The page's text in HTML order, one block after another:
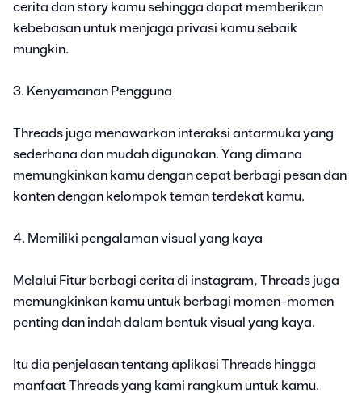
cerita dan story kamu sehingga dapat memberikan
kebebasan untuk menjaga privasi kamu sebaik
mungkin.
3. Kenyamanan Pengguna
Threads juga menawarkan interaksi antarmuka yang
sederhana dan mudah digunakan. Yang dimana
memungkinkan kamu dengan cepat berbagi pesan dan
konten dengan kelompok teman terdekat kamu.
4. Memiliki pengalaman visual yang kaya
Melalui Fitur berbagi cerita di instagram, Threads juga
memungkinkan kamu untuk berbagi momen-momen
penting dan indah dalam bentuk visual yang kaya.
Itu dia penjelasan tentang aplikasi Threads hingga
manfaat Threads yang kami rangkum untuk kamu.